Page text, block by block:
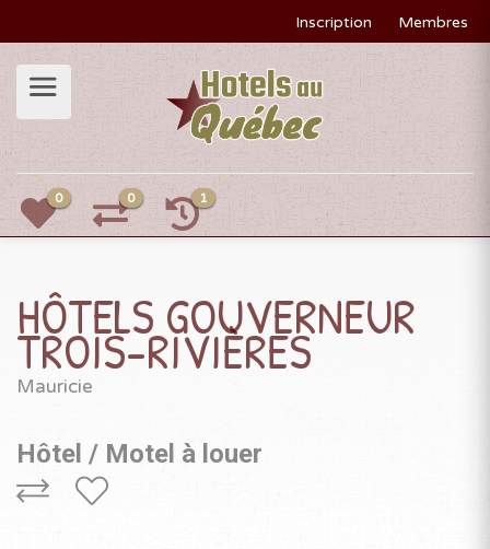
Inscription Membres
0 0 1
HÔTELS GOUVERNEUR
TROIS-RIVIÈRES
Mauricie
Hôtel / Motel à louer